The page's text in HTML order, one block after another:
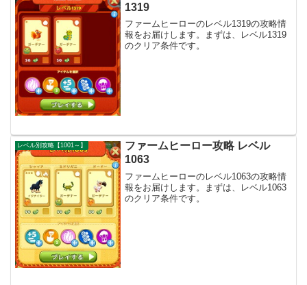
1319
ファームヒーローのレベル1319の攻略情
報をお届けします。まずは、レベル1319
のクリア条件です。
レベル別攻略【1001～】
ファームヒーロー攻略 レベル
1063
ファームヒーローのレベル1063の攻略情
報をお届けします。まずは、レベル1063
のクリア条件です。